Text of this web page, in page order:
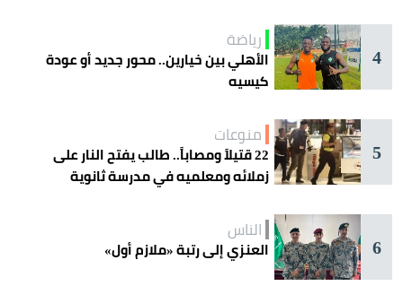
4
رياضة
الأهلي بين خيارين.. محور جديد أو عودة
كيسيه
5
منوعات
22 قتيلاً ومصاباً.. طالب يفتح النار على
زملائه ومعلميه في مدرسة ثانوية
6
الناس
العنزي إلى رتبة «ملازم أول»